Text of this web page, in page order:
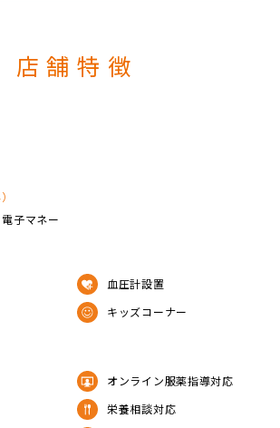
店舗特徴
電子マネー
血圧計設置
キッズコーナー
オンライン服薬指導対応
栄養相談対応